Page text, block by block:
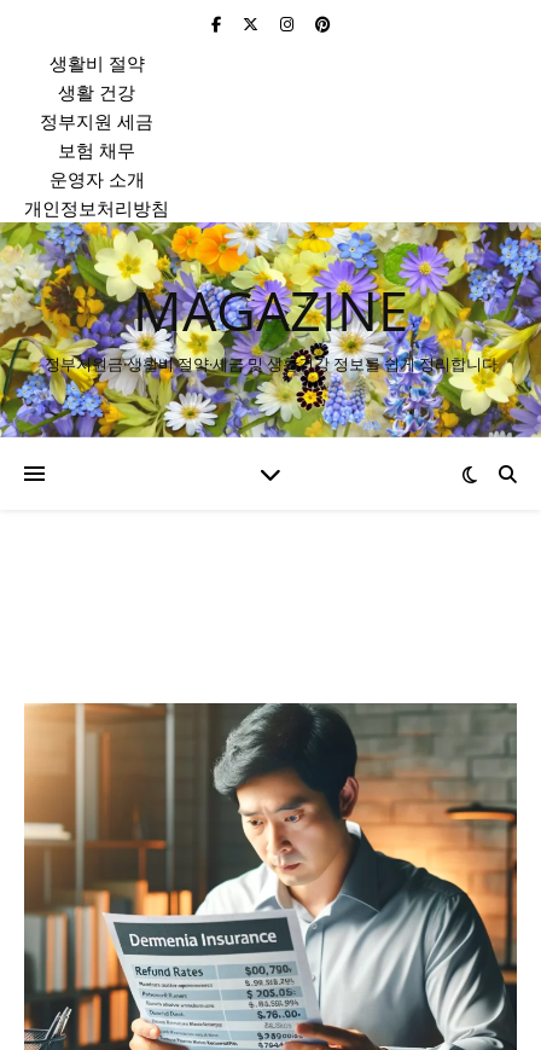
생활비 절약
생활 건강
정부지원 세금
보험 채무
운영자 소개
개인정보처리방침
MAGAZINE
정부지원금·생활비 절약·세금 및 생활건강 정보를 쉽게 정리합니다